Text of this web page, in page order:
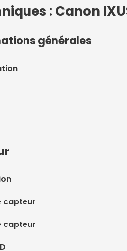
: Canon
générales
capteur
capteur